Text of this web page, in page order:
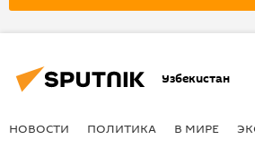
Россотрудничество в Узбекистане
Узбекистан
НОВОСТИ ПОЛИТИКА В МИРЕ